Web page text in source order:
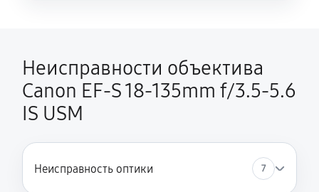
Неисправности объектива
Canon EF-S 18-135mm f/3.5-5.6
IS USM
Неисправность оптики 7